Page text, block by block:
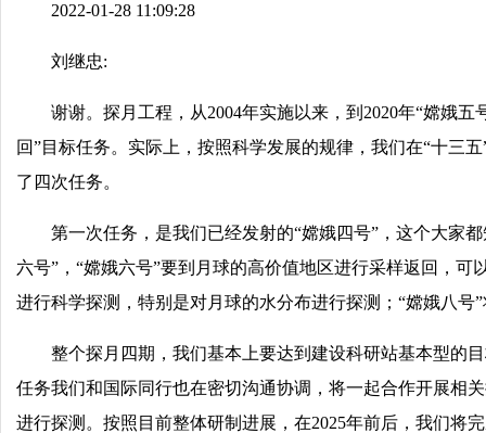
2022-01-28 11:09:28
刘继忠:
谢谢。探月工程，从2004年实施以来，到2020年“嫦娥
回”目标任务。实际上，按照科学发展的规律，我们在“十三
了四次任务。
第一次任务，是我们已经发射的“嫦娥四号”，这个大家
六号”，“嫦娥六号”要到月球的高价值地区进行采样返回，
进行科学探测，特别是对月球的水分布进行探测；“嫦娥八
整个探月四期，我们基本上要达到建设科研站基本型的
任务我们和国际同行也在密切沟通协调，将一起合作开展相
进行探测。按照目前整体研制进展，在2025年前后，我们将